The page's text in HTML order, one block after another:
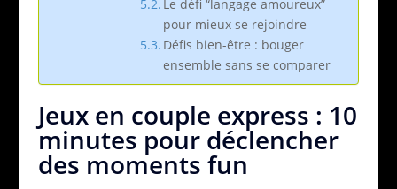
Le défi “langage amoureux”
pour mieux se rejoindre
Défis bien-être : bouger
ensemble sans se comparer
Jeux en couple express : 10
minutes pour déclencher
des moments fun